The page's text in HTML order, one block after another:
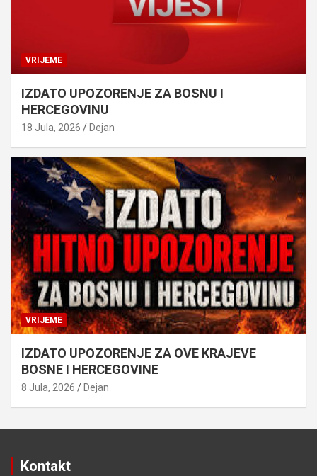
VRIJEME
IZDATO UPOZORENJE ZA BOSNU I
HERCEGOVINU
18 Jula, 2026 Dejan
VRIJEME
IZDATO UPOZORENJE ZA OVE KRAJEVE
BOSNE I HERCEGOVINE
8 Jula, 2026 Dejan
Kontakt